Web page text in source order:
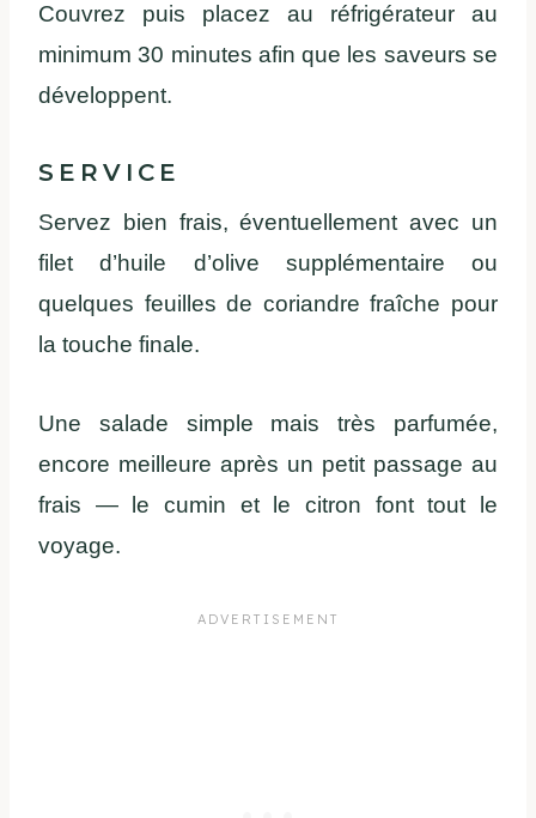
Couvrez puis placez au réfrigérateur au
minimum 30 minutes afin que les saveurs se
développent.
SERVICE
Servez bien frais, éventuellement avec un
filet d’huile d’olive supplémentaire ou
quelques feuilles de coriandre fraîche pour
la touche finale.
Une salade simple mais très parfumée,
encore meilleure après un petit passage au
frais — le cumin et le citron font tout le
voyage.